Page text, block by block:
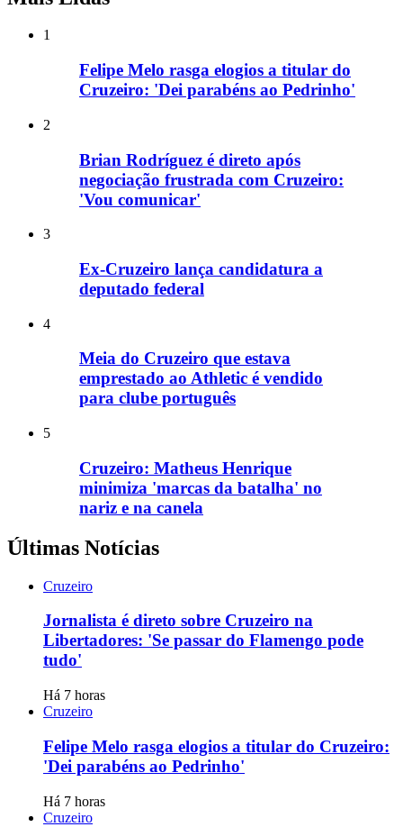
1
Felipe Melo rasga elogios a titular do
Cruzeiro: 'Dei parabéns ao Pedrinho'
2
Brian Rodríguez é direto após
negociação frustrada com Cruzeiro:
'Vou comunicar'
3
Ex-Cruzeiro lança candidatura a
deputado federal
4
Meia do Cruzeiro que estava
emprestado ao Athletic é vendido
para clube português
5
Cruzeiro: Matheus Henrique
minimiza 'marcas da batalha' no
nariz e na canela
Últimas Notícias
Cruzeiro
Jornalista é direto sobre Cruzeiro na
Libertadores: 'Se passar do Flamengo pode
tudo'
Há 7 horas
Cruzeiro
Felipe Melo rasga elogios a titular do Cruzeiro:
'Dei parabéns ao Pedrinho'
Há 7 horas
Cruzeiro